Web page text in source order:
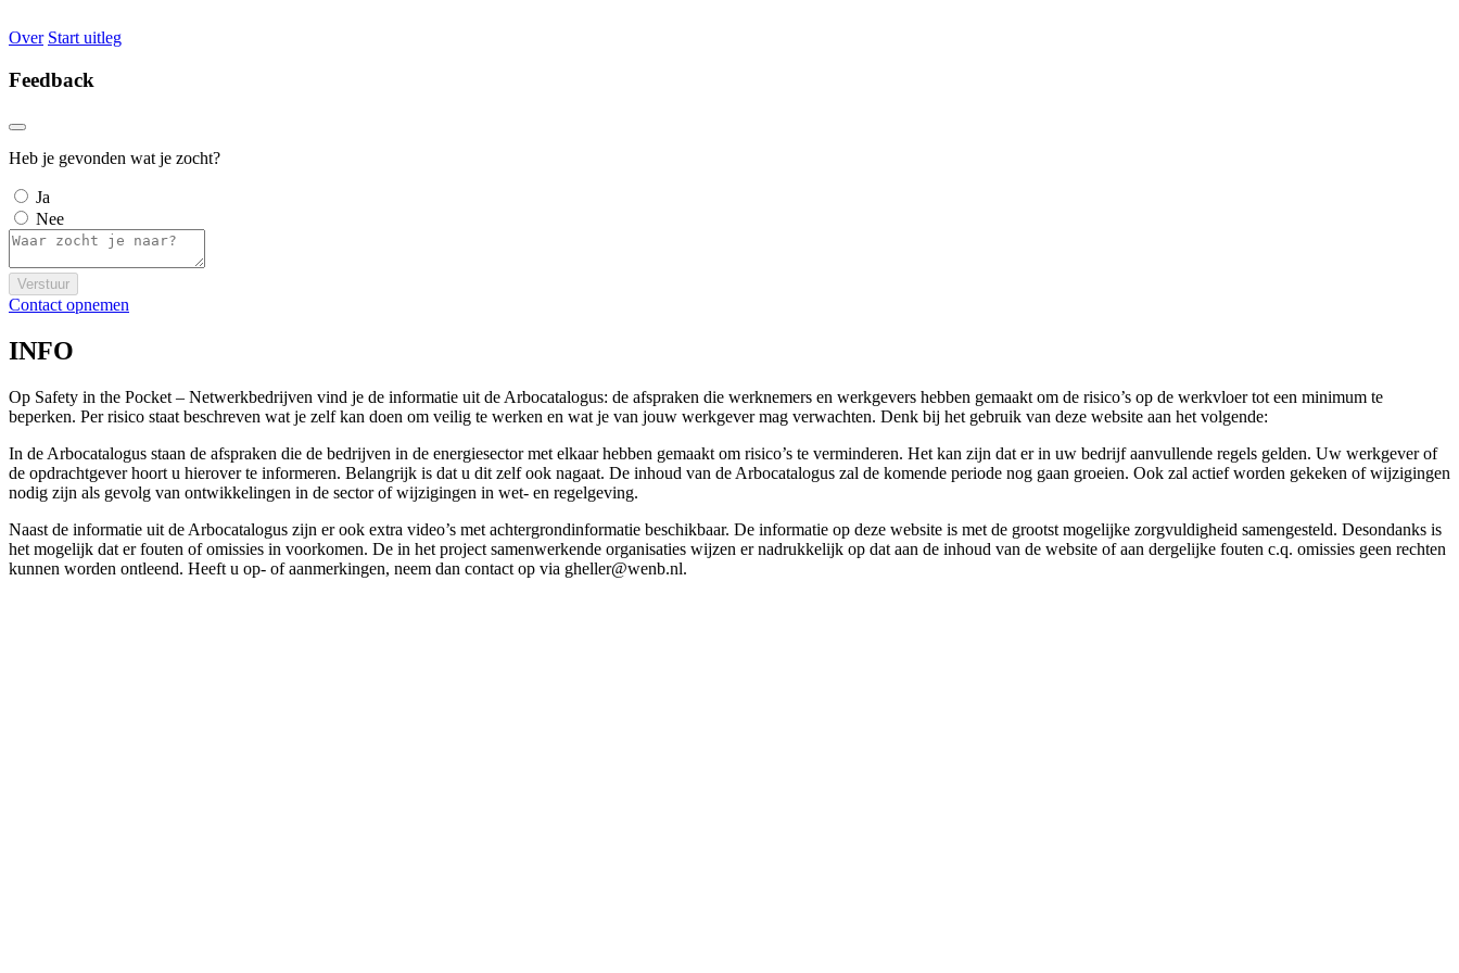
Over Start uitleg
Feedback
Heb je gevonden wat je zocht?
Ja
Nee
Verstuur
Contact opnemen
INFO
Op Safety in the Pocket – Netwerkbedrijven vind je de informatie uit de Arbocatalogus: de afspraken die werknemers en werkgevers hebben gemaakt om de risico’s op de werkvloer tot een minimum te
beperken. Per risico staat beschreven wat je zelf kan doen om veilig te werken en wat je van jouw werkgever mag verwachten. Denk bij het gebruik van deze website aan het volgende:
In de Arbocatalogus staan de afspraken die de bedrijven in de energiesector met elkaar hebben gemaakt om risico’s te verminderen. Het kan zijn dat er in uw bedrijf aanvullende regels gelden. Uw werkgever of
de opdrachtgever hoort u hierover te informeren. Belangrijk is dat u dit zelf ook nagaat. De inhoud van de Arbocatalogus zal de komende periode nog gaan groeien. Ook zal actief worden gekeken of wijzigingen
nodig zijn als gevolg van ontwikkelingen in de sector of wijzigingen in wet- en regelgeving.
Naast de informatie uit de Arbocatalogus zijn er ook extra video’s met achtergrondinformatie beschikbaar. De informatie op deze website is met de grootst mogelijke zorgvuldigheid samengesteld. Desondanks is
het mogelijk dat er fouten of omissies in voorkomen. De in het project samenwerkende organisaties wijzen er nadrukkelijk op dat aan de inhoud van de website of aan dergelijke fouten c.q. omissies geen rechten
kunnen worden ontleend. Heeft u op- of aanmerkingen, neem dan contact op via gheller@wenb.nl.